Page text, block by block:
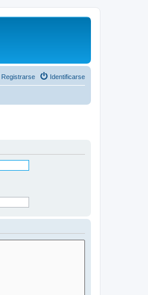
Identificarse
Registrarse